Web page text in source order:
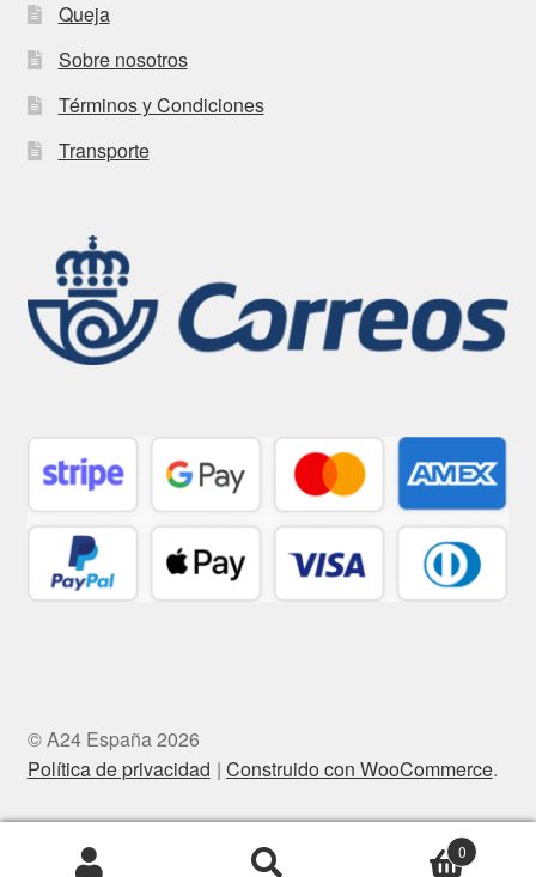
Queja
Sobre nosotros
Términos y Condiciones
Transporte
© A24 España 2026
Política de privacidad
Construido con WooCommerce.
0